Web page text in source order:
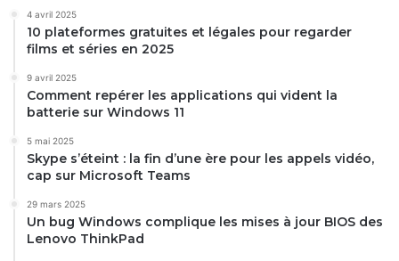
4 avril 2025
10 plateformes gratuites et légales pour regarder
films et séries en 2025
9 avril 2025
Comment repérer les applications qui vident la
batterie sur Windows 11
5 mai 2025
Skype s’éteint : la fin d’une ère pour les appels vidéo,
cap sur Microsoft Teams
29 mars 2025
Un bug Windows complique les mises à jour BIOS des
Lenovo ThinkPad